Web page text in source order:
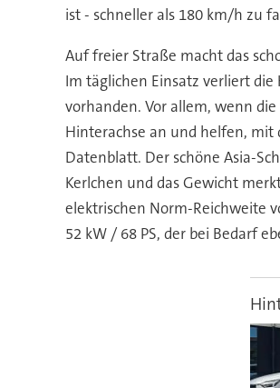
ist - schneller als 180 km/h zu
Auf freier Straße macht das
Im täglichen Einsatz verliert
vorhanden. Vor allem, wenn
Hinterachse an und helfen, mit
Datenblatt. Der schöne Asia-
Kerlchen und das Gewicht
elektrischen Norm-Reichweite
52 kW / 68 PS, der bei Bedarf